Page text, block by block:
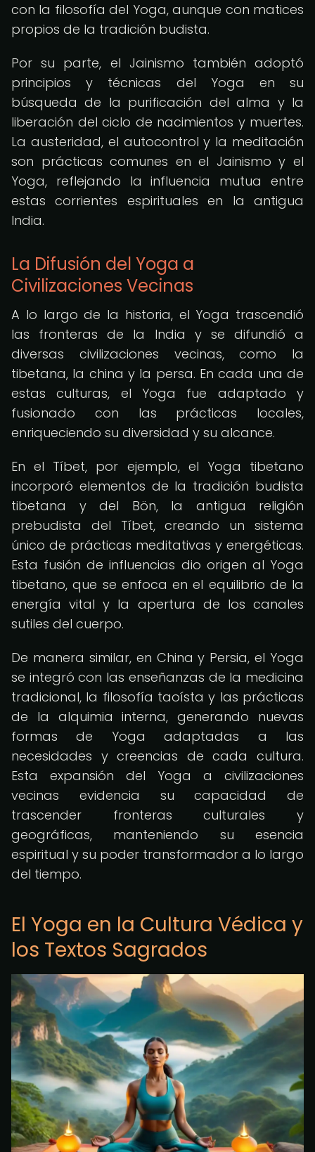
con la filosofía del Yoga, aunque con matices
propios de la tradición budista.
Por su parte, el Jainismo también adoptó
principios y técnicas del Yoga en su
búsqueda de la purificación del alma y la
liberación del ciclo de nacimientos y muertes.
La austeridad, el autocontrol y la meditación
son prácticas comunes en el Jainismo y el
Yoga, reflejando la influencia mutua entre
estas corrientes espirituales en la antigua
India.
La Difusión del Yoga a
Civilizaciones Vecinas
A lo largo de la historia, el Yoga trascendió
las fronteras de la India y se difundió a
diversas civilizaciones vecinas, como la
tibetana, la china y la persa. En cada una de
estas culturas, el Yoga fue adaptado y
fusionado con las prácticas locales,
enriqueciendo su diversidad y su alcance.
En el Tíbet, por ejemplo, el Yoga tibetano
incorporó elementos de la tradición budista
tibetana y del Bön, la antigua religión
prebudista del Tíbet, creando un sistema
único de prácticas meditativas y energéticas.
Esta fusión de influencias dio origen al Yoga
tibetano, que se enfoca en el equilibrio de la
energía vital y la apertura de los canales
sutiles del cuerpo.
De manera similar, en China y Persia, el Yoga
se integró con las enseñanzas de la medicina
tradicional, la filosofía taoísta y las prácticas
de la alquimia interna, generando nuevas
formas de Yoga adaptadas a las
necesidades y creencias de cada cultura.
Esta expansión del Yoga a civilizaciones
vecinas evidencia su capacidad de
trascender fronteras culturales y
geográficas, manteniendo su esencia
espiritual y su poder transformador a lo largo
del tiempo.
El Yoga en la Cultura Védica y
los Textos Sagrados